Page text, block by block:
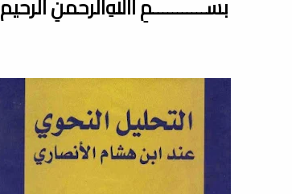
بســـــــــــمِ اﷲِالرحمنِ الرحيم